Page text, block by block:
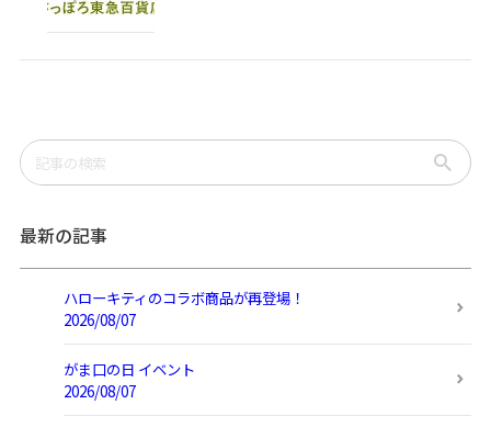
最新の記事
ハローキティのコラボ商品が再登場！
2026/08/07
がま口の日 イベント
2026/08/07